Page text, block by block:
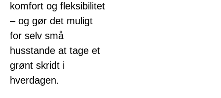
komfort og fleksibilitet
– og gør det muligt
for selv små
husstande at tage et
grønt skridt i
hverdagen.